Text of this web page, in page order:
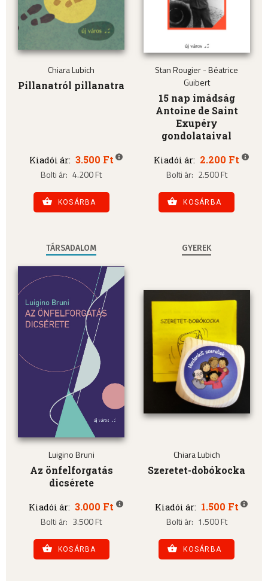
Chiara Lubich
Pillanatról pillanatra
Kiadói ár: 3.500 Ft
Bolti ár: 4.200 Ft
KOSÁRBA
Stan Rougier - Béatrice
Guibert
15 nap imádság
Antoine de Saint
Exupéry
gondolataival
Kiadói ár: 2.200 Ft
Bolti ár: 2.500 Ft
KOSÁRBA
TÁRSADALOM
Luigino Bruni
Az önfelforgatás
dicsérete
Kiadói ár: 3.000 Ft
Bolti ár: 3.500 Ft
KOSÁRBA
GYEREK
Chiara Lubich
Szeretet-dobókocka
Kiadói ár: 1.500 Ft
Bolti ár: 1.500 Ft
KOSÁRBA